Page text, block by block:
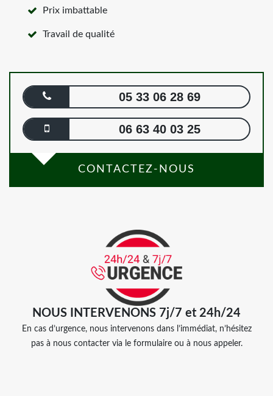
Prix imbattable
Travail de qualité
05 33 06 28 69
06 63 40 03 25
CONTACTEZ-NOUS
NOUS INTERVENONS 7j/7 et 24h/24
En cas d’urgence, nous intervenons dans l’immédiat, n’hésitez
pas à nous contacter via le formulaire ou à nous appeler.